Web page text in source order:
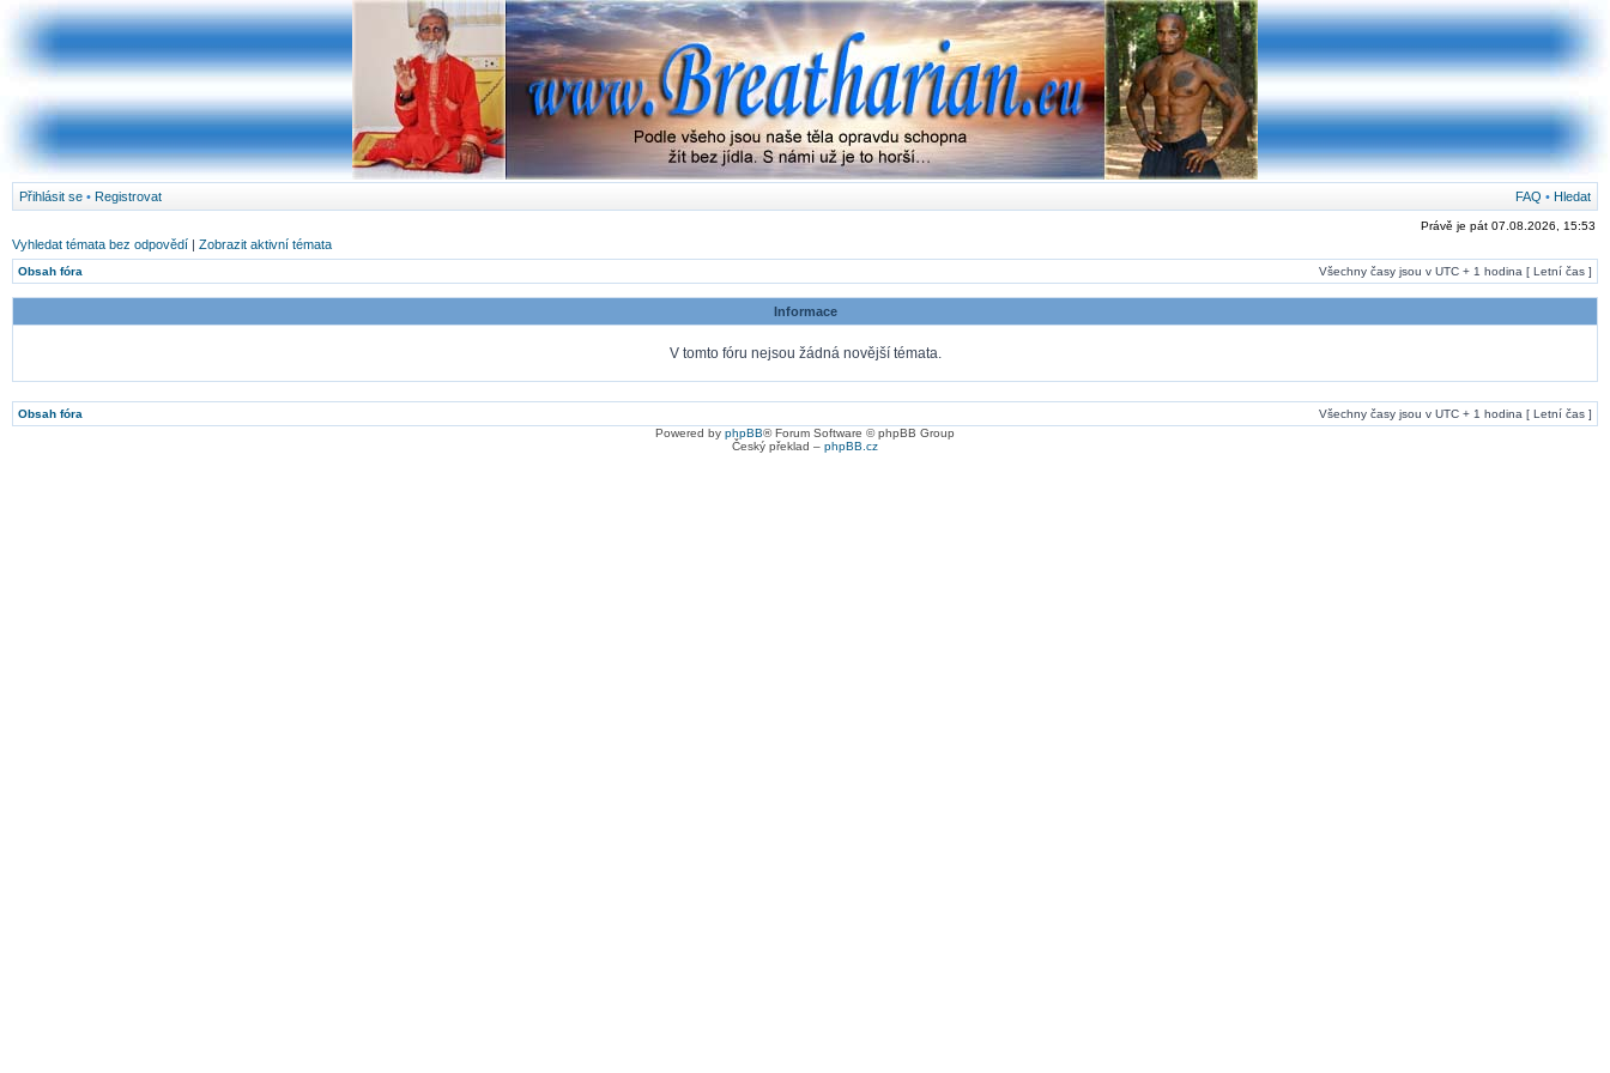
Přihlásit se • Registrovat FAQ • Hledat
Právě je pát 07.08.2026, 15:53
Vyhledat témata bez odpovědí | Zobrazit aktivní témata
Obsah fóra Všechny časy jsou v UTC + 1 hodina [ Letní čas ]
Informace
V tomto fóru nejsou žádná novější témata.
Obsah fóra
Všechny časy jsou v UTC + 1 hodina [ Letní čas ]
Powered by phpBB® Forum Software © phpBB Group
Český překlad – phpBB.cz